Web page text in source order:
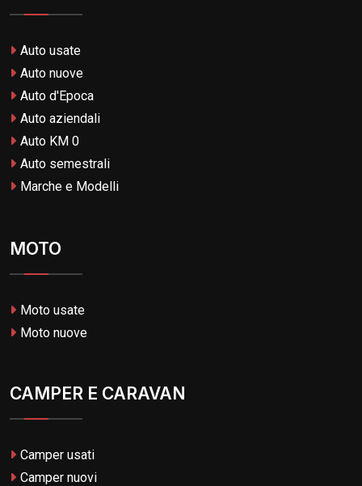
Auto usate
Auto nuove
Auto d'Epoca
Auto aziendali
Auto KM 0
Auto semestrali
Marche e Modelli
MOTO
Moto usate
Moto nuove
CAMPER E CARAVAN
Camper usati
Camper nuovi